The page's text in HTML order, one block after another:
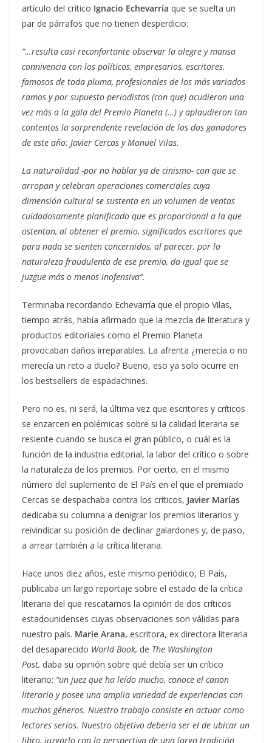
artículo del crítico Ignacio Echevarría que se suelta un
par de párrafos que no tienen desperdicio:
“…resulta casi reconfortante observar la alegre y mansa
connivencia con los políticos, empresarios, escritores,
famosos de toda pluma, profesionales de los más variados
ramos y por supuesto periodistas (con que) acudieron una
vez más a la gala del Premio Planeta (…) y aplaudieron tan
contentos la sorprendente revelación de los dos ganadores
de este año: Javier Cercas y Manuel Vilas.
La naturalidad -por no hablar ya de cinismo- con que se
arropan y celebran operaciones comerciales cuya
dimensión cultural se sustenta en un volumen de ventas
cuidadosamente planificado que es proporcional a la que
ostentan, al obtener el premio, significados escritores que
para nada se sienten concernidos, al parecer, por la
naturaleza fraudulenta de ese premio, da igual que se
juzgue más o menos inofensiva”.
Terminaba recordando Echevarría que el propio Vilas,
tiempo atrás, había afirmado que la mezcla de literatura y
productos editoriales como el Premio Planeta
provocaban daños irreparables. La afrenta ¿merecía o no
merecía un reto a duelo? Bueno, eso ya solo ocurre en
los bestsellers de espadachines.
Pero no es, ni será, la última vez que escritores y críticos
se enzarcen en polémicas sobre si la calidad literaria se
resiente cuando se busca el gran público, o cuál es la
función de la industria editorial, la labor del crítico o sobre
la naturaleza de los premios. Por cierto, en el mismo
número del suplemento de El País en el que el premiado
Cercas se despachaba contra los críticos, Javier Marías
dedicaba su columna a denigrar los premios literarios y
reivindicar su posición de declinar galardones y, de paso,
a arrear también a la crítica literaria.
Hace unos diez años, este mismo periódico, El País,
publicaba un largo reportaje sobre el estado de la crítica
literaria del que rescatamos la opinión de dos críticos
estadounidenses cuyas observaciones son válidas para
nuestro país. Marie Arana, escritora, ex directora literaria
del desaparecido World Book, de The Washington
Post, daba su opinión sobre qué debía ser un crítico
literario: “un juez que ha leído mucho, conoce el canon
literario y posee una amplia variedad de experiencias con
muchos géneros. Nuestro trabajo consiste en actuar como
lectores serios. Nuestro objetivo debería ser el de ubicar un
libro, juzgarlo con la perspectiva de una larga tradición